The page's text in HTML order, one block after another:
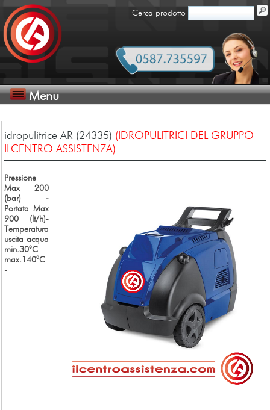
Cerca prodotto
Menu
idropulitrice AR (24335) (IDROPULITRICI DEL GRUPPO
ILCENTRO ASSISTENZA)
Pressione
Max 200
(bar) -
Portata Max
900 (lt/h)-
Temperatura
uscita acqua
min.30°C
max.140°C
-